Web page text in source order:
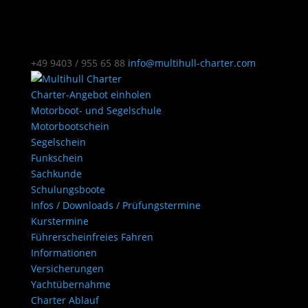
+49 9403 / 955 65 88 info@multihull-charter.com
Charter-Angebot einholen
Motorboot- und Segelschule
Motorbootschein
Segelschein
Funkschein
Sachkunde
Schulungsboote
Infos / Downloads / Prüfungstermine
Kurstermine
Führerscheinfreies Fahren
Informationen
Versicherungen
Yachtübernahme
Charter Ablauf